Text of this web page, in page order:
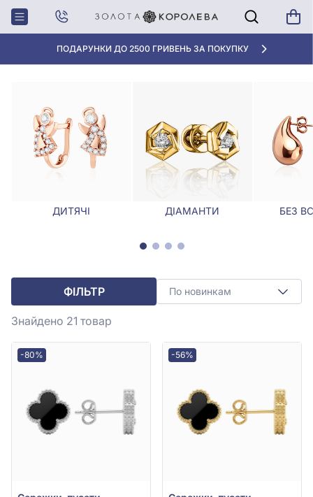
«КРАЩА ЦІНА» ВІД 5945 ГРН/ГРАМ
Головна Сережки Золоті сережки з оніксом
ЗОЛОТІ СЕРЕЖКИ З ОНІКСОМ
ДИТЯЧІ ДІАМАНТИ БЕЗ
ФІЛЬТР По новинкам
Знайдено 21 товар
-80% -56%